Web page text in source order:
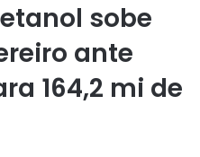
sobe
ante
164,2 mi de